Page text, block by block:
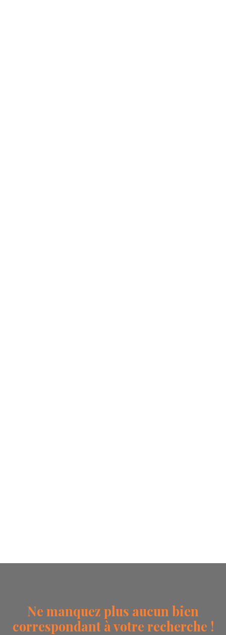
Ne manquez plus aucun bien
correspondant à votre recherche !